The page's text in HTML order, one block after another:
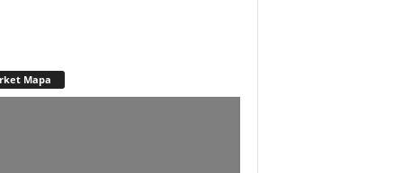
Mapa